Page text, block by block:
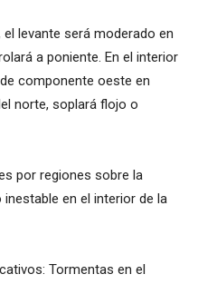
el levante será moderado en
a poniente. En el interior
componente oeste en
norte, soplará flojo o
por regiones sobre la
en el interior de la
Tormentas en el